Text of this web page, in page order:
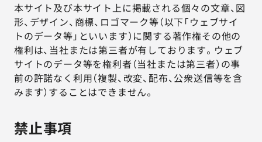
※その他のご連絡は03-5333-1246
本サイト及び本サイト上に掲載される個々の文章、図
形、デザイン、商標、ロゴマーク等（以下「ウェブサイ
トのデータ等」といいます）に関する著作権その他の
権利は、当社または第三者が有しております。ウェブ
サイトのデータ等を権利者（当社または第三者）の事
前の許諾なく利用（複製、改変、配布、公衆送信等を含
みます）することはできません。
禁止事項